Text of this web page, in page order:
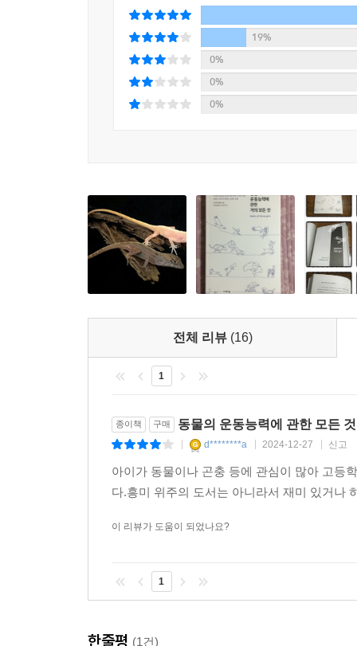
돌아갈 것이다. 동물 중에서 거의 유일하게 가지
가진 가지뿔영양은 치타를 제치고 육상에서 가
난 속도를 유지하며 달릴 수 있다. 가지뿔영양이
아가는 경비행기를 가지뿔영양이 따돌렸다는 일
물이 어떻게 이런 엄청난 성과를 이루는지에 관
아주 천천히 가라앉는다는 뜻이다. 어떤 동물들은
운 골격처럼 비중을 더 줄이는 방향으로 적응했다.
고양이에서 티로시나아제라는 효소를 생성하는
하면 효소가 약간 다른 단백질 세트를 갖게 된다.
일으키고, 그래서 파란 눈에 하얀 고양이(대체로
탄생한다. 그러나 이 점돌연변이로 만들어진 결
돌연변이는 주둥이, 귀, 다리, 고리, 특히 고환처
이 아예 없는 샴고양이를 탄생시킨다. --- p.337 「
인간은 영장류 중에서는 유일하게, 포유류 중에
는 존재 중 하나이다. 멕시코 북서부의 협곡 사이
사람들과 경쟁하는(그리고 종종 이기는) 웨일스
을 증명했다. 이런 성과는 진화생물학에 설명을 요
--- p.374 「10. 쥐와 사람」중에서
19%
0%
0%
0%
전체 리뷰 (16)
1
종이책 구매 동물의 운동능력에 관한 모든 것
d********a 2024-12-27 신고
아이가 동물이나 곤충 등에 관심이 많아 고등
다.흥미 위주의 도서는 아니라서 재미 있거나
이 리뷰가 도움이 되었나요?
1
한줄평 (1건)